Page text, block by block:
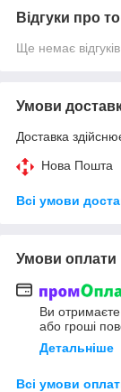
Відгуки про
Ще немає
Умови
Доставка
Нова Пошта
Всі умови
Умови оплати
Ви
або гроші
Детальніше
Всі умови